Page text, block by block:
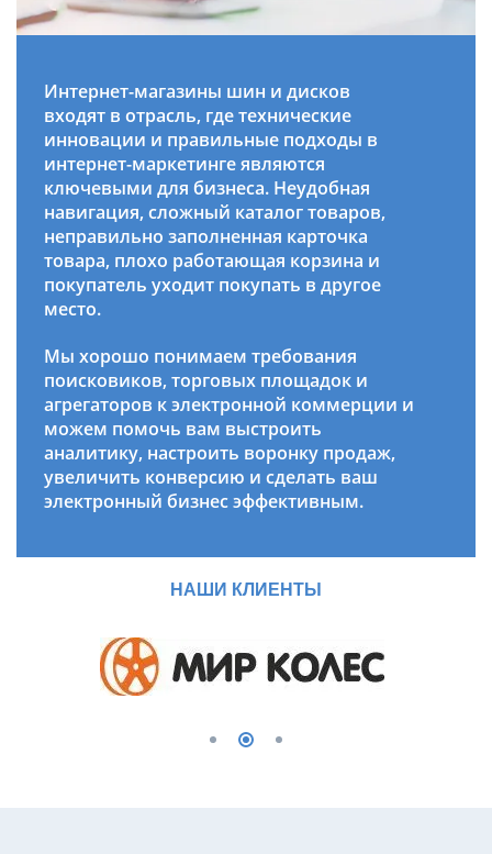
Интернет-магазины шин и дисков
входят в отрасль, где технические
инновации и правильные подходы в
интернет-маркетинге являются
ключевыми для бизнеса. Неудобная
навигация, сложный каталог товаров,
неправильно заполненная карточка
товара, плохо работающая корзина и
покупатель уходит покупать в другое
место.
Мы хорошо понимаем требования
поисковиков, торговых площадок и
агрегаторов к электронной коммерции и
можем помочь вам выстроить
аналитику, настроить воронку продаж,
увеличить конверсию и сделать ваш
электронный бизнес эффективным.
НАШИ КЛИЕНТЫ